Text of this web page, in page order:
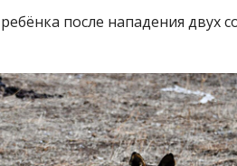
после нападения двух